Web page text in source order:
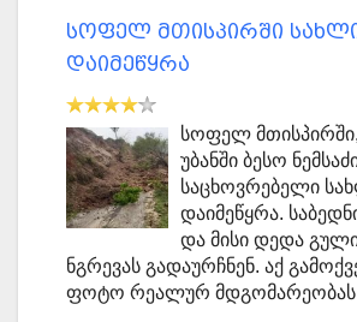
სოფელ მთისპირში
დაიმეწყრა
სოფელ მთისპირში,
უბანში ბესო
საცხოვრებელი
დაიმეწყრა.
და მისი დედა
ნგრევას გადაურჩნენ. აქ
ფოტო რეალურ მდგომარეობას